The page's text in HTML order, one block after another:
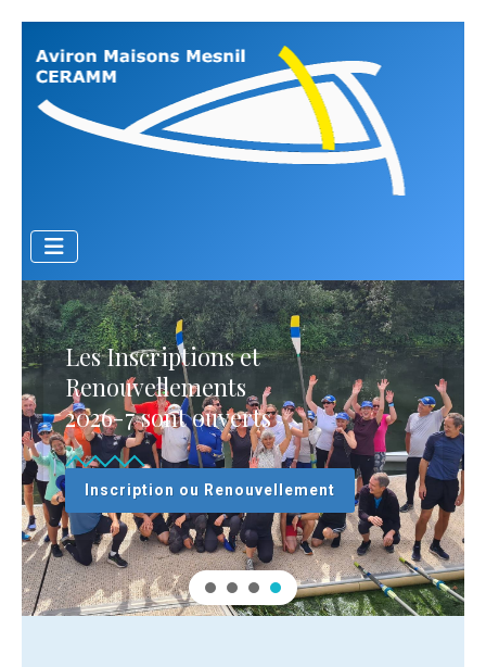
Les Inscriptions et
Renouvellements
2026-7 sont ouverts
Inscription ou Renouvellement